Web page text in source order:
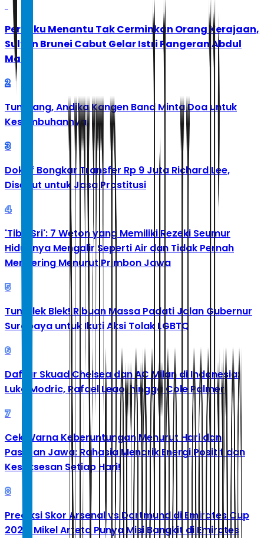
Perilaku Menantu Tak Cerminkan Orang Kerajaan,
Sultan Brunei Cabut Gelar Istri Pangeran Abdul
Malik
2
Tumbang, Andika Kangen Band Minta Doa untuk
Kesembuhannya
3
Doktif Bongkar Transfer Rp 9 Juta Richard Lee,
Disebut untuk Jasa Prostitusi
4
'Tibo Sri': 7 Weton yang Memiliki Rezeki Seumur
Hidupnya Mengalir Seperti Air dan Tidak Pernah
Mengering Menurut Primbon Jawa
5
Tumplek Blek! Ribuan Massa Padati Jalan Gubernur
Surabaya untuk Ikuti Aksi Tolak LGBTQ
6
Daftar Skuad Chelsea dan AC Milan di Indonesia:
Luka Modric, Rafael Leao, hingga Cole Palmer
7
Cek Warna Keberuntungan Menurut Hari dan
Pasaran Jawa: Rahasia Menarik Energi Positif dan
Kesuksesan Setiap Hari!
8
Prediksi Skor Arsenal vs Dortmund di Emirates Cup
2026: Mikel Arteta Punya Misi Bangkit di Emirates